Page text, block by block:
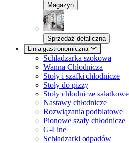
Magazyn
Sprzedaż detaliczna
Linia gastronomiczna
Schładzarka szokowa
Wanna Chłodnicza
Stoły i szafki chłodnicze
Stoły do pizzy
Stoły chłodnicze sałatkowe
Nastawy chłodnicze
Rozwiązania podblatowe
Pionowe szafy chłodnicze
G-Line
Schładzarki odpadów